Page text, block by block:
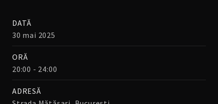
DATĂ
30 mai 2025
ORĂ
20:00 - 24:00
ADRESĂ